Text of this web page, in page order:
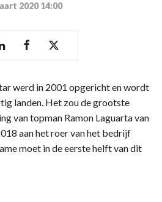
2020 14:00
werd in 2001 opgericht en wordt
landen. Het zou de grootste
van topman Ramon Laguarta van
aan het roer van het bedrijf
moet in de eerste helft van dit